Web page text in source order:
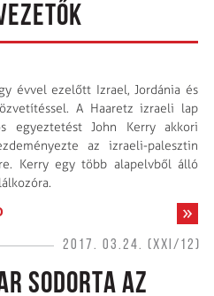
évvel ezelőtt Izrael, Jordánia és
A Haaretz izraeli lap
egyeztetést John Kerry akkori
az izraeli-palesztin
Kerry egy több alapelvből álló
2017. 03.24. (XXI/12)
SODORTA AZ